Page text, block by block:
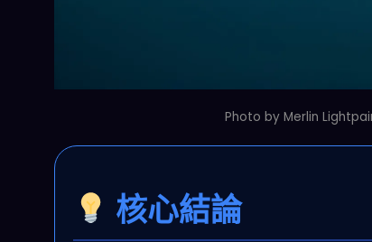
Photo by Merlin
核心結論